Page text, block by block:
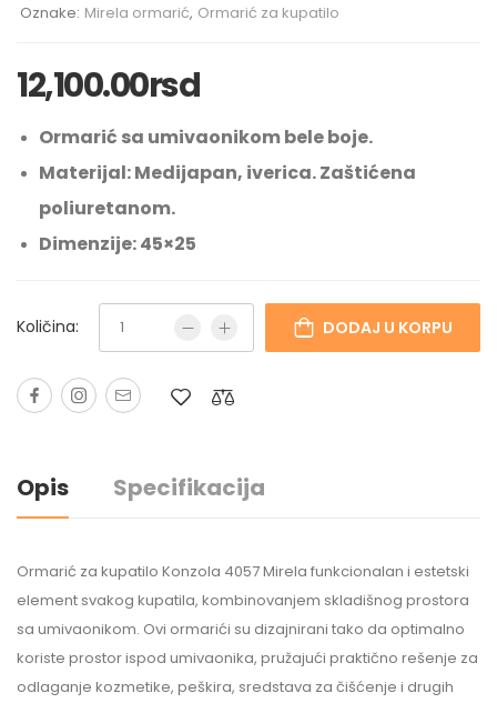
Oznake: Mirela ormarić, Ormarić za kupatilo
12,100.00rsd
Ormarić sa umivaonikom bele boje.
Materijal: Medijapan, iverica. Zaštićena
poliuretanom.
Dimenzije: 45×25
Količina: DODAJ U KORPU
Opis Specifikacija
Ormarić za kupatilo Konzola 4057 Mirela funkcionalan i estetski
element svakog kupatila, kombinovanjem skladišnog prostora
sa umivaonikom. Ovi ormarići su dizajnirani tako da optimalno
koriste prostor ispod umivaonika, pružajući praktično rešenje za
odlaganje kozmetike, peškira, sredstava za čišćenje i drugih